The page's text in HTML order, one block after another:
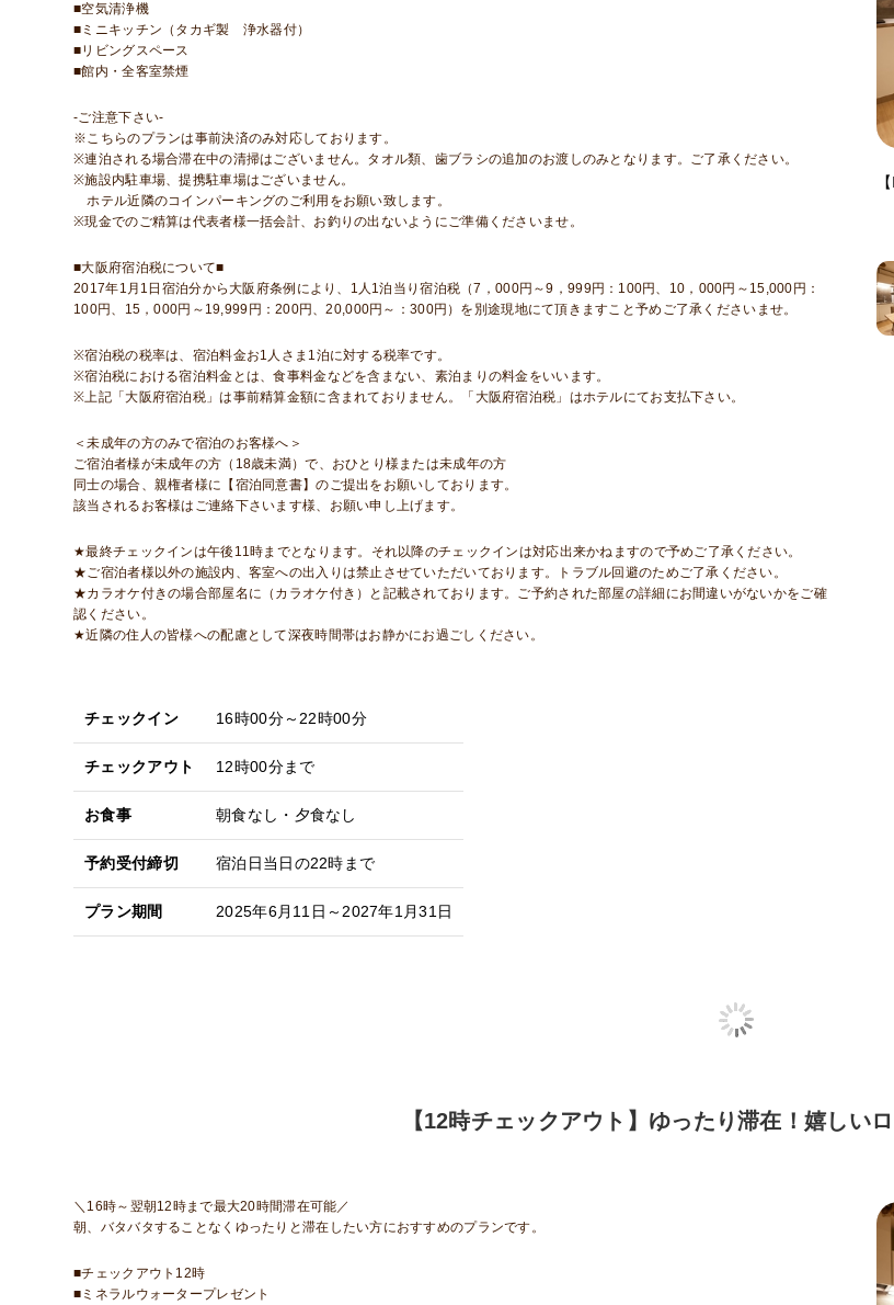
■空気清浄機
■ミニキッチン（タカギ製 浄水器付）
■リビングスペース
■館内・全客室禁煙
-ご注意下さい-
※こちらのプランは事前決済のみ対応しております。
※連泊される場合滞在中の清掃はございません。タオル類、歯ブラシの追加のお渡しのみとなります。ご了承ください。
※施設内駐車場、提携駐車場はございません。
ホテル近隣のコインパーキングのご利用をお願い致します。
※現金でのご精算は代表者様一括会計、お釣りの出ないようにご準備くださいませ。
■大阪府宿泊税について■
2017年1月1日宿泊分から大阪府条例により、1人1泊当り宿泊税（7，000円～9，999円：100円、10，000円～15,000円：
100円、15，000円～19,999円：200円、20,000円～：300円）を別途現地にて頂きますこと予めご了承くださいませ。
※宿泊税の税率は、宿泊料金お1人さま1泊に対する税率です。
※宿泊税における宿泊料金とは、食事料金などを含まない、素泊まりの料金をいいます。
※上記「大阪府宿泊税」は事前精算金額に含まれておりません。「大阪府宿泊税」はホテルにてお支払下さい。
＜未成年の方のみで宿泊のお客様へ＞
ご宿泊者様が未成年の方（18歳未満）で、おひとり様または未成年の方
同士の場合、親権者様に【宿泊同意書】のご提出をお願いしております。
該当されるお客様はご連絡下さいます様、お願い申し上げます。
★最終チェックインは午後11時までとなります。それ以降のチェックインは対応出来かねますので予めご了承ください。
★ご宿泊者様以外の施設内、客室への出入りは禁止させていただいております。トラブル回避のためご了承ください。
★カラオケ付きの場合部屋名に（カラオケ付き）と記載されております。ご予約された部屋の詳細にお間違いがないかをご確
認ください。
★近隣の住人の皆様への配慮として深夜時間帯はお静かにお過ごしください。
チェックイン 16時00分～22時00分
チェックアウト 12時00分まで
お食事 朝食なし・夕食なし
予約受付締切 宿泊日当日の22時まで
プラン期間 2025年6月11日～2027年1月31日
【12時チェックアウト】ゆったり滞在！嬉しい
＼16時～翌朝12時まで最大20時間滞在可能／
朝、バタバタすることなくゆったりと滞在したい方におすすめのプランです。
■チェックアウト12時
■ミネラルウォータープレゼント